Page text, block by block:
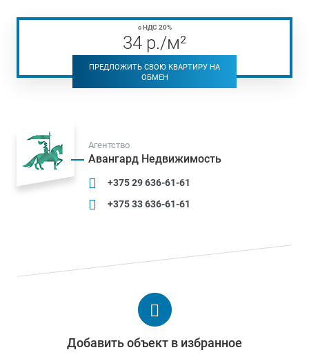
с НДС 20%
34 р./м²
ПРЕДЛОЖИТЬ СВОЮ КВАРТИРУ НА
ОБМЕН
Агентство
Авангард Недвижимость
+375 29 636-61-61
+375 33 636-61-61
Добавить объект в избранное